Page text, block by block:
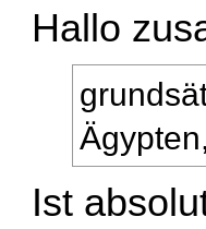
Hallo
Ist